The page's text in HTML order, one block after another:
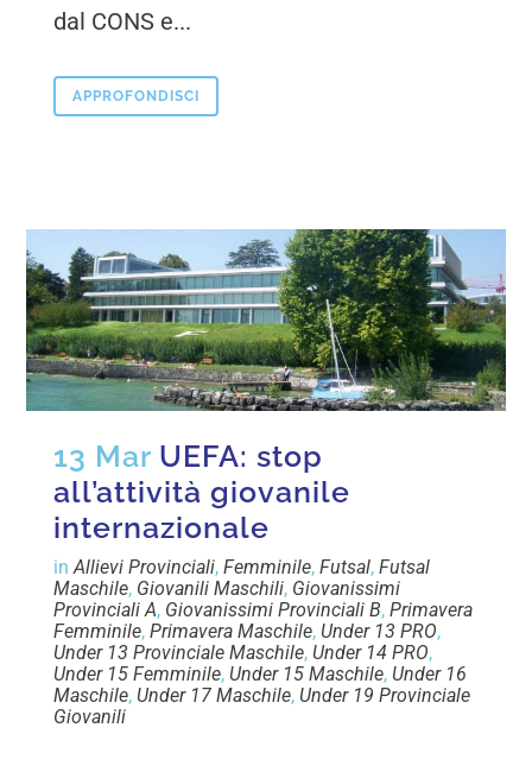
dal CONS e...
APPROFONDISCI
13 Mar UEFA: stop
all’attività giovanile
internazionale
inAllievi Provinciali,Femminile,Futsal,Futsal
Maschile, Giovanili Maschili, Giovanissimi
Provinciali A, Giovanissimi Provinciali B,Primavera
Femminile,Primavera Maschile, Under 13 PRO,
Under 13 Provinciale Maschile, Under 14 PRO,
Under 15 Femminile, Under 15 Maschile, Under 16
Maschile, Under 17 Maschile, Under 19 Provinciale
Giovanili